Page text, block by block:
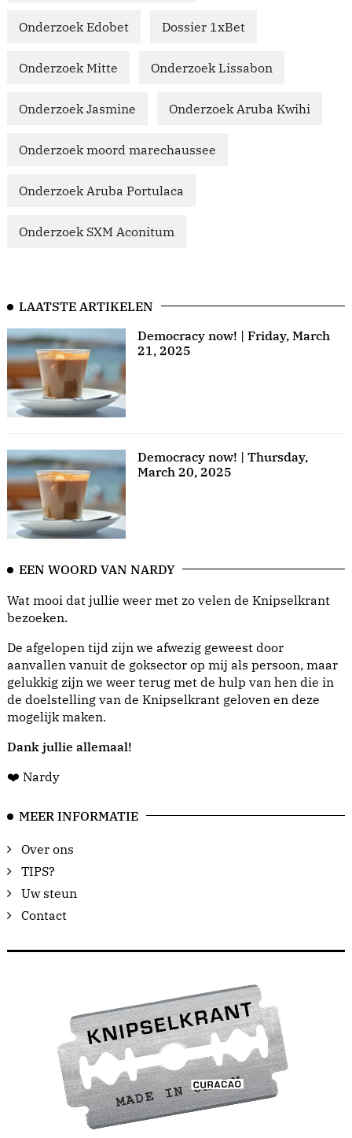
Onderzoek Edobet Dossier 1xBet
Onderzoek Mitte Onderzoek Lissabon
Onderzoek Jasmine Onderzoek Aruba Kwihi
Onderzoek moord marechaussee
Onderzoek Aruba Portulaca
Onderzoek SXM Aconitum
LAATSTE ARTIKELEN
Democracy now! | Friday, March
21, 2025
Democracy now! | Thursday,
March 20, 2025
EEN WOORD VAN NARDY
Wat mooi dat jullie weer met zo velen de Knipselkrant
bezoeken.
De afgelopen tijd zijn we afwezig geweest door
aanvallen vanuit de goksector op mij als persoon, maar
gelukkig zijn we weer terug met de hulp van hen die in
de doelstelling van de Knipselkrant geloven en deze
mogelijk maken.
Dank jullie allemaal!
❤️ Nardy
MEER INFORMATIE
Over ons
TIPS?
Uw steun
Contact